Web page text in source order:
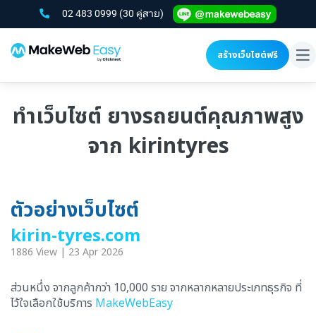
02 483 0999 (30 คู่สาย)
สร้างเว็บไซต์ฟรี
ทำเว็บไซต์ ยางรถยนต์คุณภาพสูง
จาก kirintyres
ตัวอย่างเว็บไซต์
kirin-tyres.com
1886 View | 23 Apr 2026
ส่วนหนึ่ง จากลูกค้ากว่า 10,000 ราย จากหลากหลายประเภทธุรกิจ ที่
ไว้ใจเลือกใช้บริการ MakeWebEasy